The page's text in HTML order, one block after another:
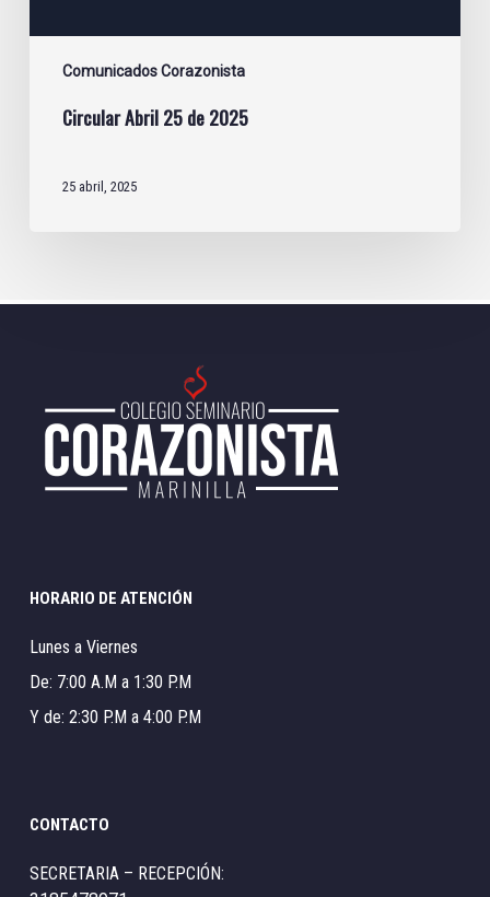
Comunicados Corazonista
Circular Abril 25 de 2025
25 abril, 2025
HORARIO DE ATENCIÓN
Lunes a Viernes
De: 7:00 A.M a 1:30 P.M
Y de: 2:30 P.M a 4:00 P.M
CONTACTO
SECRETARIA – RECEPCIÓN: